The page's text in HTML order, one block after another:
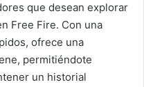
que desean explorar
Free Fire. Con una
ofrece una
permitiéndote
un historial